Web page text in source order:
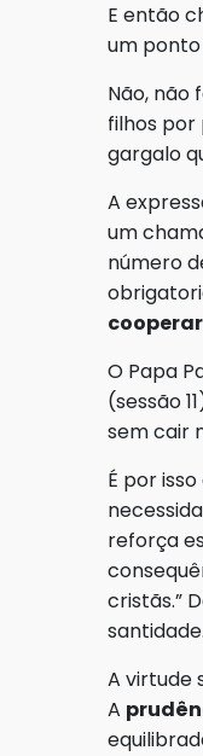
E então
um
Não, não
filhos por
gargalo
A
um
número
O Papa
(sessão
sem cair
É por
reforça
cristãs.”
santidade.
A virtude
A